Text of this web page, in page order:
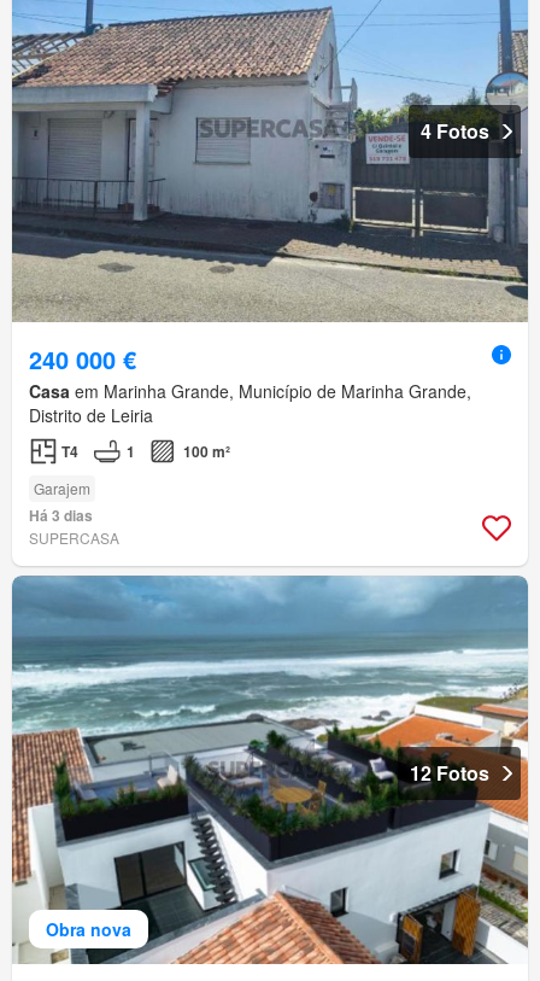
4 Fotos
240 000 €
Casa em Marinha Grande, Município de Marinha Grande,
Distrito de Leiria
T4 1 100 m²
Garajem
Há 3 dias
SUPERCASA
Obra nova
12 Fotos